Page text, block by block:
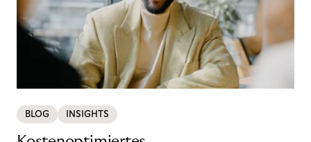
BLOG INSIGHTS